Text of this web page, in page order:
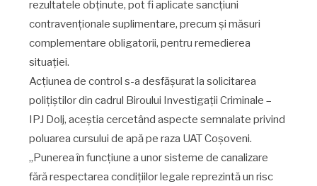
rezultatele obținute, pot fi aplicate sancțiuni
contravenționale suplimentare, precum și măsuri
complementare obligatorii, pentru remedierea
situației.
Acțiunea de control s-a desfășurat la solicitarea
polițiștilor din cadrul Biroului Investigații Criminale –
IPJ Dolj, aceștia cercetând aspecte semnalate privind
poluarea cursului de apă pe raza UAT Coșoveni.
„Punerea în funcțiune a unor sisteme de canalizare
fără respectarea condițiilor legale reprezintă un risc